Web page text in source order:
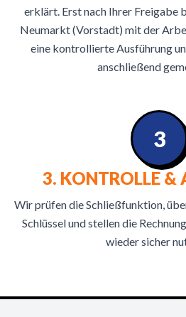
erklärt. Erst nach Ihrer Freigabe
Neumarkt (Vorstadt) mit der
eine kontrollierte Ausführung
anschließend
3. KONTROLLE &
Wir prüfen die Schließfunktion,
Schlüssel und stellen die
wieder sicher
3